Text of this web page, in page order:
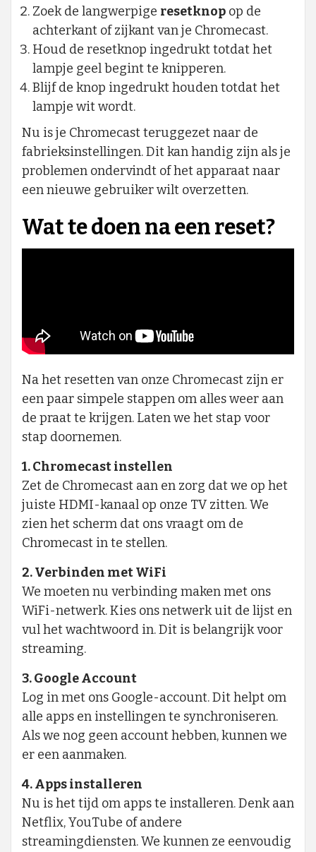
Zoek de langwerpige resetknop op de
achterkant of zijkant van je Chromecast.
Houd de resetknop ingedrukt totdat het
lampje geel begint te knipperen.
Blijf de knop ingedrukt houden totdat het
lampje wit wordt.
Nu is je Chromecast teruggezet naar de
fabrieksinstellingen. Dit kan handig zijn als je
problemen ondervindt of het apparaat naar
een nieuwe gebruiker wilt overzetten.
Wat te doen na een reset?
Na het resetten van onze Chromecast zijn er
een paar simpele stappen om alles weer aan
de praat te krijgen. Laten we het stap voor
stap doornemen.
1. Chromecast instellen
Zet de Chromecast aan en zorg dat we op het
juiste HDMI-kanaal op onze TV zitten. We
zien het scherm dat ons vraagt om de
Chromecast in te stellen.
2. Verbinden met WiFi
We moeten nu verbinding maken met ons
WiFi-netwerk. Kies ons netwerk uit de lijst en
vul het wachtwoord in. Dit is belangrijk voor
streaming.
3. Google Account
Log in met ons Google-account. Dit helpt om
alle apps en instellingen te synchroniseren.
Als we nog geen account hebben, kunnen we
er een aanmaken.
4. Apps installeren
Nu is het tijd om apps te installeren. Denk aan
Netflix, YouTube of andere
streamingdiensten. We kunnen ze eenvoudig